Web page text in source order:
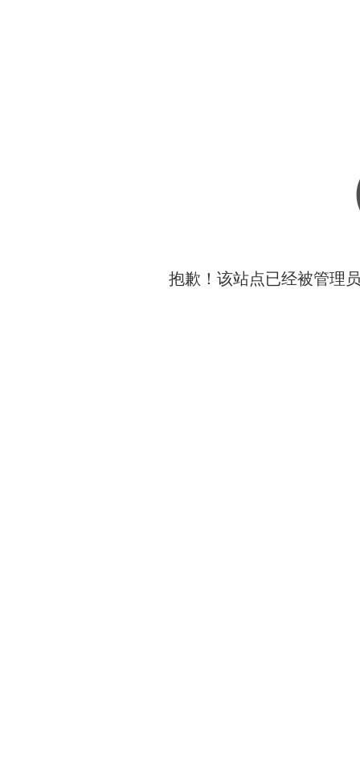
抱歉！该站点已经被管理